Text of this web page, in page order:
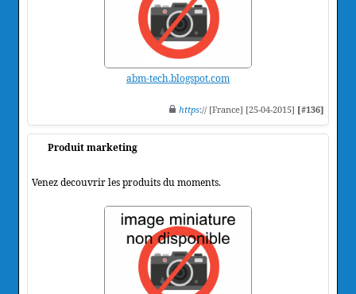
abm-tech.blogspot.com
https:// [France] [25-04-2015] [#136]
Produit marketing
Venez decouvrir les produits du moments.